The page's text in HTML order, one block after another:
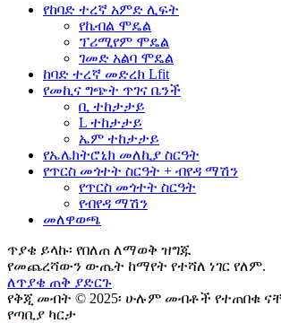
የከባድ ተረኛ አምድ ሊፍት
የኬብል ሞዴል
ፕሪሚየም ሞዴል
ገመድ አልባ ሞዴል
ከባድ ተረኛ መድረክ Lfit
የመኪና ግጭት ጥገና ቤንች
ቢ ተከታታይ
L ተከታታይ
ኤም ተከታታይ
የኤሌክትሮኒክ መለኪያ ስርዓት
የጥርስ መጎተት ስርዓት + ብየዳ ማሽን
የጥርስ መጎተት ስርዓት
የብየዳ ማሽን
መለዋወጫ
ጥያቄ ይላኩ፡ የበለጠ ለማወቅ ዝግጁ
የመጨረሻውን ውጤት ከማየት የተሻለ ነገር የለም.
ለጥያቄ ጠቅ ያድርጉ
የቅጂ መብት © 2025፡ ሁሉም መብቶች የተጠበቁ
የጣቢያ ካርታ